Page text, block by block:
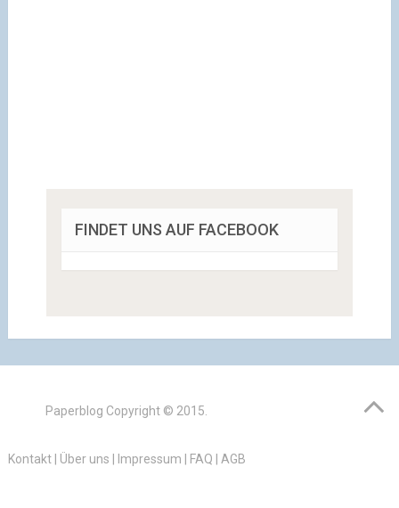
FINDET UNS AUF FACEBOOK
Paperblog Copyright © 2015.
Kontakt| Über uns Impressum FAQ AGB